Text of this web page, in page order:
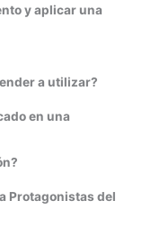
y aplicar una
a utilizar?
en una
Protagonistas del